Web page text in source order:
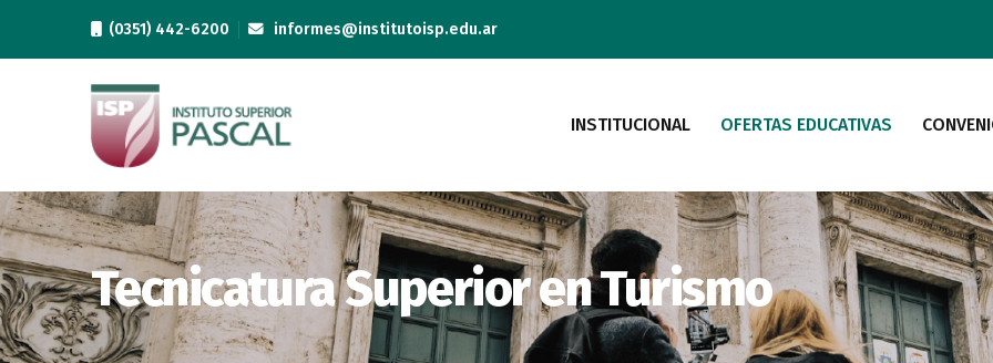
(0351) 442-6200 informes@institutoisp.edu.ar
INSTITUCIONAL OFERTAS EDUCATIVAS
Tecnicatura Superior en Turismo